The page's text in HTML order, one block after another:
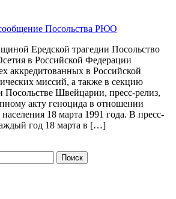
Ередской трагедии Посольство
в Российской Федерации
аккредитованных в Российской
миссий, а также в секцию
Посольстве Швейцарии, пресс-релиз,
акту геноцида в отношении
18 марта 1991 года. В пресс-
год 18 марта в […]